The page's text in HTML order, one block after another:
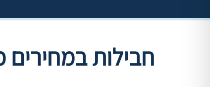
חבילות